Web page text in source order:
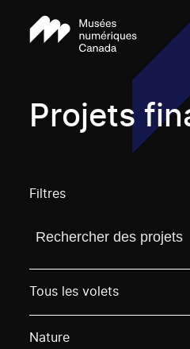
Projets
Filtres
Trouvez un projetVous
Tous les volets
Nature